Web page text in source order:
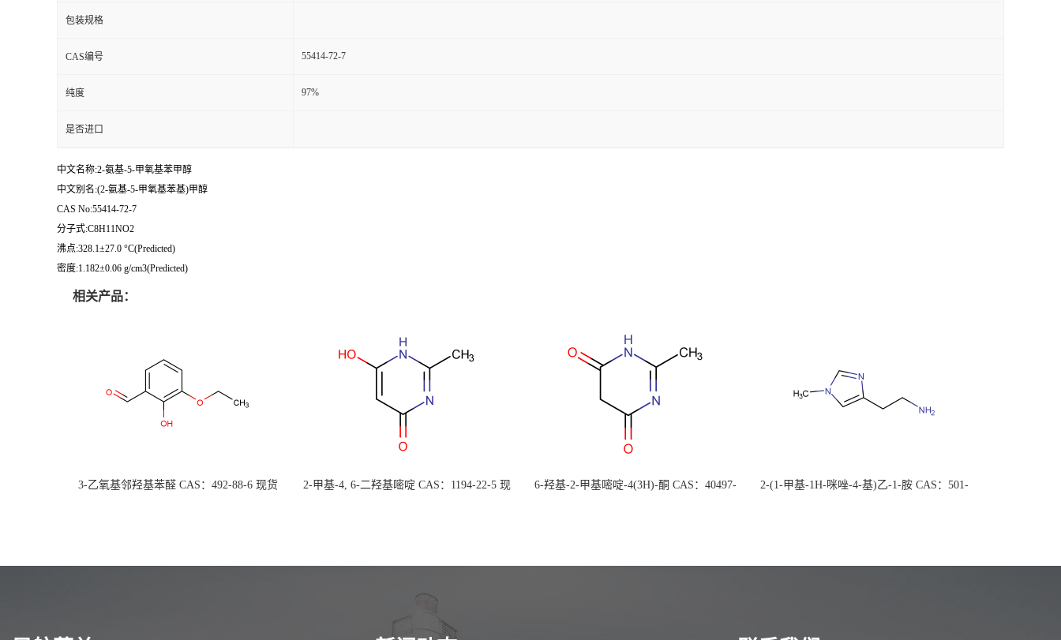
包装规格
CAS编号 55414-72-7
纯度 97%
是否进口
中文名称:2-氨基-5-甲氧基苯甲醇
中文别名:(2-氨基-5-甲氧基苯基)甲醇
CAS No:55414-72-7
分子式:C8H11NO2
沸点:328.1±27.0 °C(Predicted)
密度:1.182±0.06 g/cm3(Predicted)
相关产品：
3-乙氧基邻羟基苯醛 CAS：492-88-6 现货
2-甲基-4, 6-二羟基嘧啶 CAS：1194-22-5 现
6-羟基-2-甲基嘧啶-4(3H)-酮 CAS：40497-
2-(1-甲基-1H-咪唑-4-基)乙-1-胺 CAS：501-